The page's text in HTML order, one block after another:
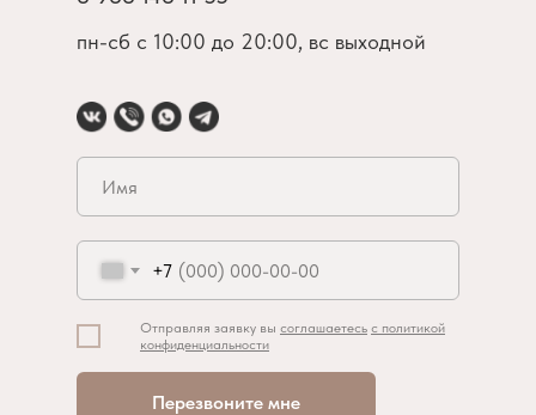
пн-сб с 10:00 до 20:00, вс выходной
+7
Перезвоните мне
Отправляя заявку вы соглашаетесь с политикой
конфиденциальности